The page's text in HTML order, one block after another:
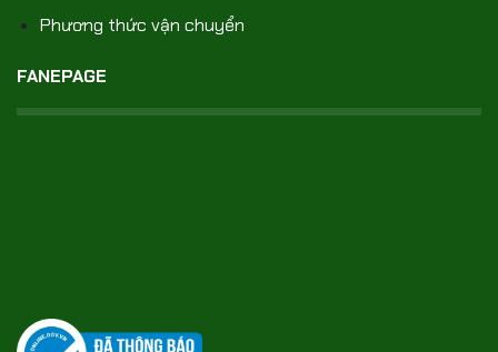
Phương thức vận chuyển
FANEPAGE